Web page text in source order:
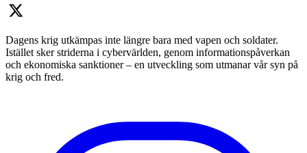
Dagens krig utkämpas inte längre bara med vapen och soldater.
Istället sker striderna i cybervärlden, genom informationspåverkan
och ekonomiska sanktioner – en utveckling som utmanar vår syn på
krig och fred.